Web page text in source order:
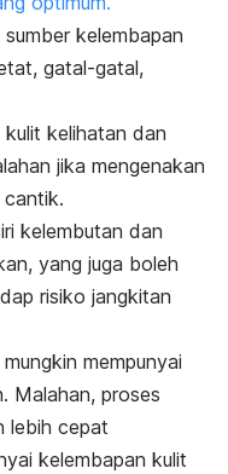
kelembapan
gatal-gatal,
kelihatan dan
jika mengenakan
kelembutan dan
yang juga boleh
risiko jangkitan
mempunyai
Malahan, proses
lebih cepat
kelembapan kulit